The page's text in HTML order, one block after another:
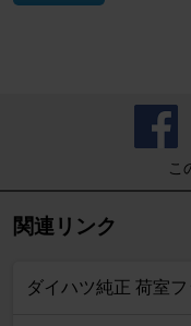
こ
関連リンク
ダイハツ純正 荷室